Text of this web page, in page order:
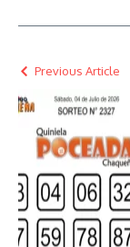
Previous Article